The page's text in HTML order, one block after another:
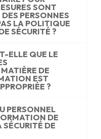
SONT
PERSONNES
LA POLITIQUE
SÉCURITÉ ?
ELLE QUE LE
DE
EST
?
PERSONNEL
DE
DE